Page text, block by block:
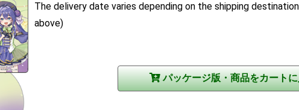
The delivery date varies depending on the shipping
above)